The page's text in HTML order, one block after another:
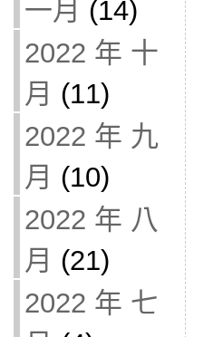
一月 (14)
2022 年 十
月 (11)
2022 年 九
月 (10)
2022 年 八
月 (21)
2022 年 七